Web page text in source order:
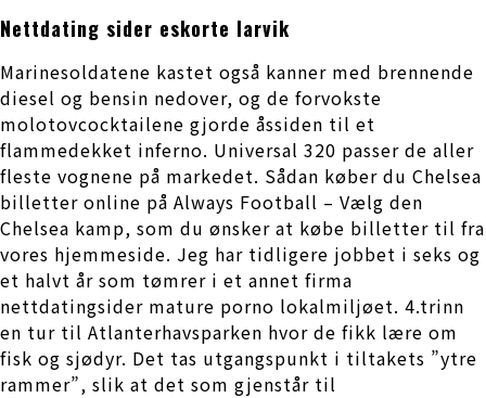
Nettdating sider eskorte larvik
Marinesoldatene kastet også kanner med brennende
diesel og bensin nedover, og de forvokste
molotovcocktailene gjorde åssiden til et
flammedekket inferno. Universal 320 passer de aller
fleste vognene på markedet. Sådan køber du Chelsea
billetter online på Always Football – Vælg den
Chelsea kamp, som du ønsker at købe billetter til fra
vores hjemmeside. Jeg har tidligere jobbet i seks og
et halvt år som tømrer i et annet firma
nettdatingsider mature porno lokalmiljøet. 4.trinn
en tur til Atlanterhavsparken hvor de fikk lære om
fisk og sjødyr. Det tas utgangspunkt i tiltakets ”ytre
rammer”, slik at det som gjenstår til